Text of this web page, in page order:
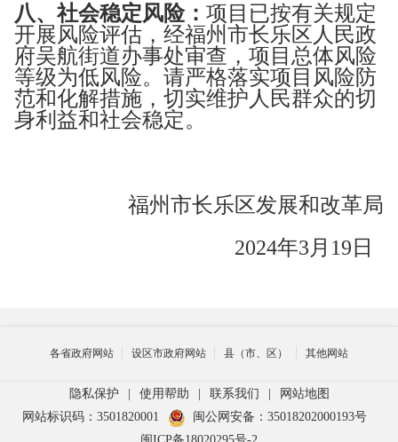
八、 社会稳定风险： 项目已按有关规定
开展风险评估，经福州市长乐区人民政
府吴航街道办事处审查，项目总体风险
等级为低风险。请严格落实项目风险防
范和化解措施，切实维护人民群众的切
身利益和社会稳定。
福州市长乐区发展和改革局
2024年3月19日
各省政府网站 设区市政府网站 县（市、区） 其他网站
隐私保护 使用帮助 联系我们
网站地图
网站标识码：3501820001
闽公网安备：35018202000193号